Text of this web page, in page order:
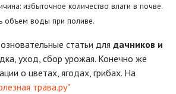
избыточное количество влаги в почве.
объем воды при поливе.
статьи для дачников и
уход, сбор урожая. Конечно же
о цветах, ягодах, грибах. На
трава.ру"